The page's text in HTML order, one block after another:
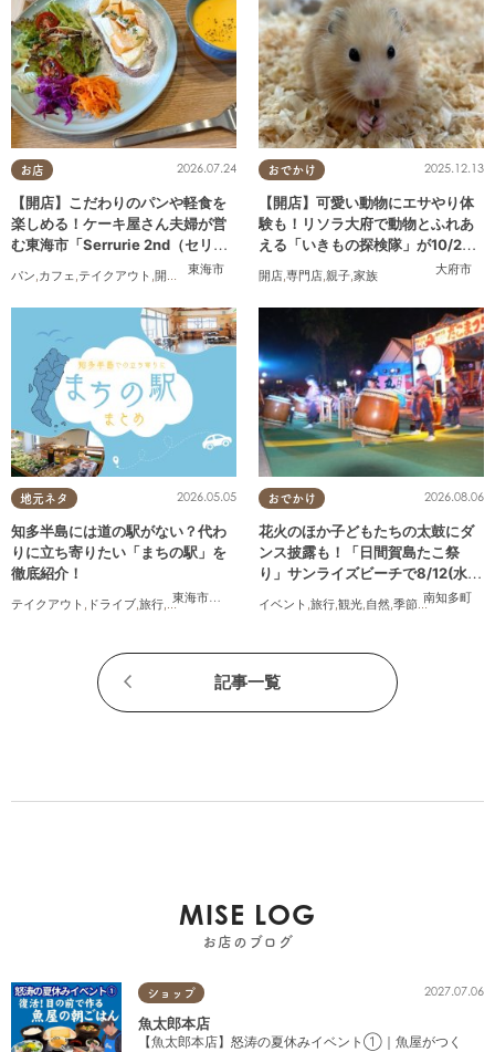
お店
東海市
2026.07.24
【開店】こだわりのパンや軽食を
楽しめる！ケーキ屋さん夫婦が営
む東海市「Serrurie 2nd（セリュ
リエ セカンド）」6/29(月)テスト
オープン
パン,カフェ,テイクアウト ,開店 専門店, まちネタ,親子,夫婦,家族,カップル おひとりさま
おでかけ
大府市
2025.12.13
【開店】可愛い動物にエサやり体
験も！リソラ大府で動物とふれあ
える「いきもの探検隊」が10/24
(金)オープン
開店,専門店,親子,家族
地元ネタ
東海市
,武豊町 美浜町
2026.05.05
知多半島には道の駅がない？代わ
りに立ち寄りたい「まちの駅」を
徹底紹介！
テイクアウト ドライブ 旅行 観光,自然
おでかけ
南知多町
2026.08.06
花火のほか子どもたちの太鼓にダ
ンス披露も！「日間賀島たこ祭
り」サンライズビーチで8/12(水)
イベント 旅行 観光 自然 季節ネタ ,花火
記事一覧
MISE LOG
お店のブログ
ショップ 2027.07.06
魚太郎本店
【魚太郎本店】怒涛の夏休みイベント①｜魚屋がつく